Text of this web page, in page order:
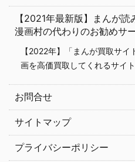
【2021年最新版】まんが
漫画村の代わりのお勧めサ
【2022年】「まんが買取サ
画を高価買取してくれるサイ
お問合せ
サイトマップ
プライバシーポリシー